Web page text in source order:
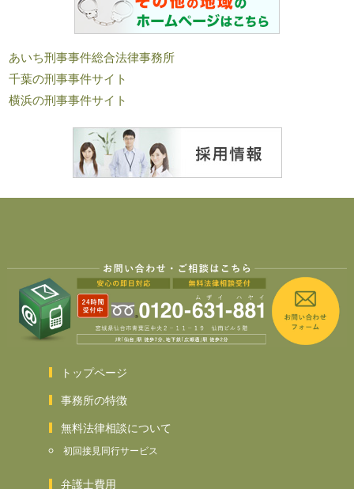
あいち刑事事件総合法律事務所
千葉の刑事事件サイト
横浜の刑事事件サイト
トップページ
事務所の特徴
無料法律相談について
初回接見同行サービス
弁護士費用